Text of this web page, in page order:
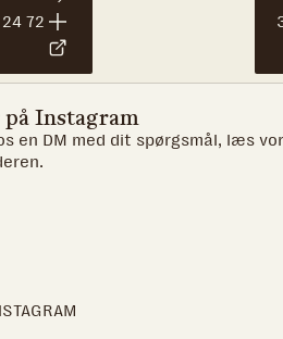
72
Instagram
en DM med dit spørgsmål, læs